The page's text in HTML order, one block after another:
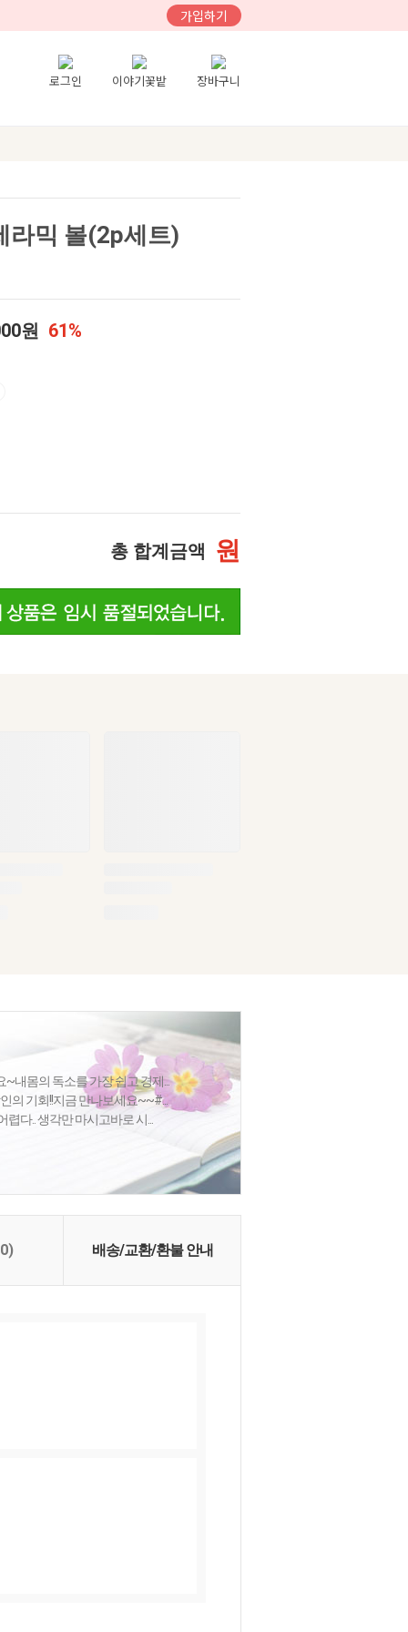
가입하기
로그인 이야기꽃밭 장바구니
라믹 볼(2p세트)
원 61%
총 합계금액 원
내몸의 독소를 가장 쉽고 경제...
의 기회!!지금 만나보세요~~#...
다.. 생각만 마시고바로 시...
배송/교환/환불 안내